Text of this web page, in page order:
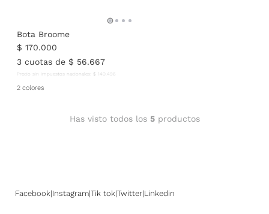
Bota Broome
$ 170.000
3cuotas de $ 56.667
Precio sin impuestos nacionales: $ 140 496
2 colores
Has visto todos los 5productos
Facebook Instagram Tik tok Twitter Linkedin